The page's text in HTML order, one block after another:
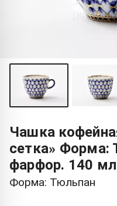
Чашка
сетка» Форма:
фарфор. 140
Форма: Тюльпан